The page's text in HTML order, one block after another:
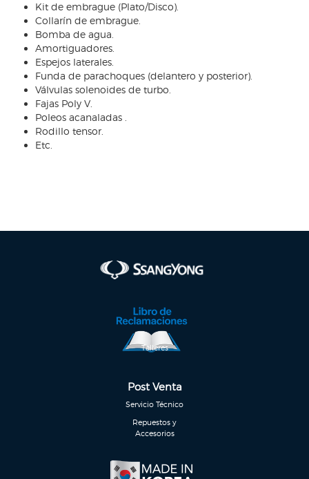
Kit de embrague (Plato/Disco).
Collarín de embrague.
Bomba de agua.
Amortiguadores.
Espejos laterales.
Funda de parachoques (delantero y posterior).
Válvulas solenoides de turbo.
Fajas Poly V.
Poleos acanaladas .
Rodillo tensor.
Etc.
Talleres
Post Venta
Servicio Técnico
Repuestos y
Accesorios